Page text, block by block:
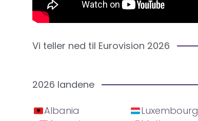
Vi teller ned til Eurovision 2026
2026 landene
Albania
Luxembourg